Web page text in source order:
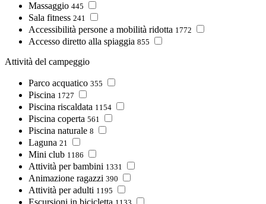
Massaggio 445
Sala fitness 241
Accessibilità persone a mobilità ridotta 1772
Accesso diretto alla spiaggia 855
Attività del campeggio
Parco acquatico 355
Piscina 1727
Piscina riscaldata 1154
Piscina coperta 561
Piscina naturale 8
Laguna 21
Mini club 1186
Attività per bambini 1331
Animazione ragazzi 390
Attività per adulti 1195